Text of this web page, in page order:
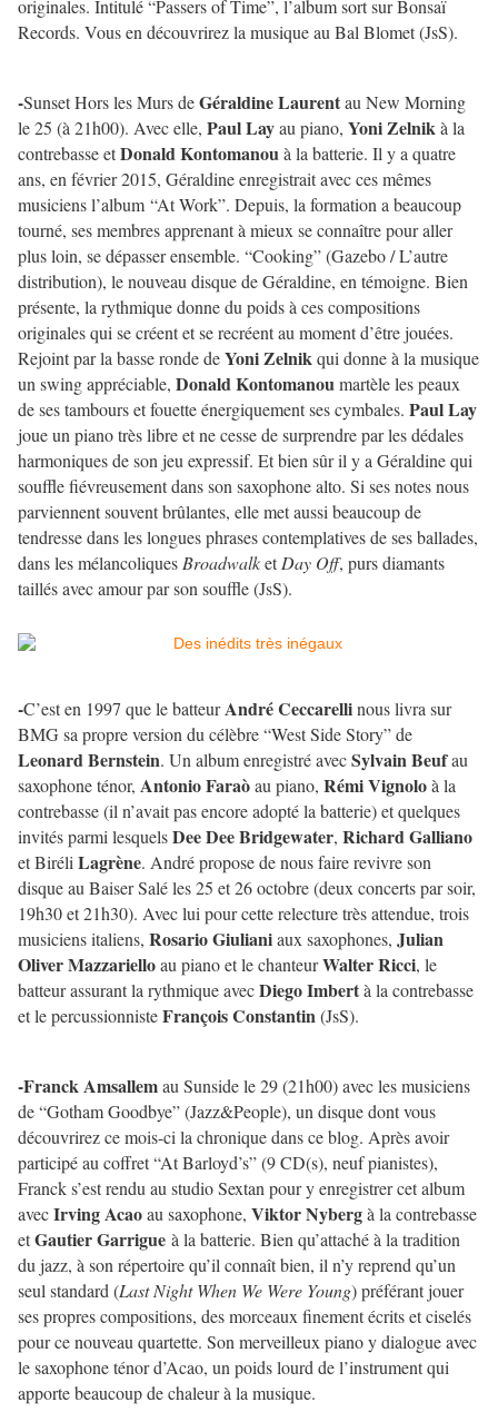
originales. Intitulé “Passers of Time”, l’album sort sur Bonsaï
Records. Vous en découvrirez la musique au Bal Blomet (JsS).
-Sunset Hors les Murs deGéraldine Laurentau New Morning
le 25 (à 21h00). Avec elle, Paul Layau piano, Yoni Zelnik à la
contrebasse etDonald Kontomanou à la batterie. Il y a quatre
ans, en février 2015, Géraldine enregistrait avec ces mêmes
musiciens l’album “At Work”. Depuis, la formation a beaucoup
tourné, ses membres apprenant à mieux se connaître pour aller
plus loin, se dépasser ensemble. “Cooking” (Gazebo / L’autre
distribution), le nouveau disque de Géraldine, en témoigne. Bien
présente, la rythmique donne du poids à ces compositions
originales qui se créent et se recréent au moment d’être jouées.
Rejoint par la basse ronde deYoni Zelnik qui donne à la musique
un swing appréciable, Donald Kontomanou martèle les peaux
de ses tambours et fouette énergiquement ses cymbales. Paul Lay
joue un piano très libre et ne cesse de surprendre par les dédales
harmoniques de son jeu expressif. Et bien sûr il y a Géraldine qui
souffle fiévreusement dans son saxophone alto. Si ses notes nous
parviennent souvent brûlantes, elle met aussi beaucoup de
tendresse dans les longues phrases contemplatives de ses ballades,
dans les mélancoliques BroadwalketDay Off, purs diamants
taillés avec amour par son souffle (JsS).
-C’est en 1997 que le batteurAndré Ceccarellinous livra sur
BMG sa propre version du célèbre “West Side Story” de
Leonard Bernstein. Un album enregistré avecSylvain Beufau
saxophone ténor, Antonio Faraòau piano, Rémi Vignoloà la
contrebasse (il n’avait pas encore adopté la batterie) et quelques
invités parmi lesquelsDee Dee Bridgewater, Richard Galliano
et Biréli Lagrène. André propose de nous faire revivre son
disque au Baiser Salé les 25 et 26 octobre (deux concerts par soir,
19h30 et 21h30). Avec lui pour cette relecture très attendue, trois
musiciens italiens, Rosario Giulianiaux saxophones, Julian
Oliver Mazzarielloau piano et le chanteurWalter Ricci, le
batteur assurant la rythmique avecDiego Imbertà la contrebasse
et le percussionnisteFrançois Constantin (JsS).
-Franck Amsallemau Sunside le 29 (21h00) avec les musiciens
de “Gotham Goodbye” (Jazz&People), un disque dont vous
découvrirez ce mois-ci la chronique dans ce blog. Après avoir
participé au coffret “At Barloyd’s” (9 CD(s), neuf pianistes),
Franck s’est rendu au studio Sextan pour y enregistrer cet album
avecIrving Acaoau saxophone, Viktor Nybergà la contrebasse
etGautier Garrigue à la batterie. Bien qu’attaché à la tradition
du jazz, à son répertoire qu’il connaît bien, il n’y reprend qu’un
seul standard (Last Night When We Were Young) préférant jouer
ses propres compositions, des morceaux finement écrits et ciselés
pour ce nouveau quartette. Son merveilleux piano y dialogue avec
le saxophone ténor d’Acao, un poids lourd de l’instrument qui
apporte beaucoup de chaleur à la musique.